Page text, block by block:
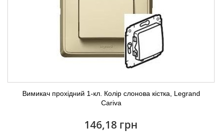
Вимикач прохідний 1-кл. Колір слонова кістка, Legrand
Cariva
146,18 грн